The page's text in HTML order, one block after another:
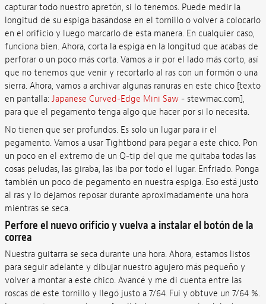
capturar todo nuestro apretón, si lo tenemos. Puede medir la
longitud de su espiga basándose en el tornillo o volver a colocarlo
en el orificio y luego marcarlo de esta manera. En cualquier caso,
funciona bien. Ahora, corta la espiga en la longitud que acabas de
perforar o un poco más corta. Vamos a ir por el lado más corto, así
que no tenemos que venir y recortarlo al ras con un formón o una
sierra. Ahora, vamos a archivar algunas ranuras en este chico [texto
en pantalla: Japanese Curved-Edge Mini Saw- stewmac.com],
para que el pegamento tenga algo que hacer por si lo necesita.
No tienen que ser profundos. Es solo un lugar para ir el
pegamento. Vamos a usar Tightbond para pegar a este chico. Pon
un poco en el extremo de un Q-tip del que me quitaba todas las
cosas peludas, las giraba, las iba por todo el lugar. Enfriado. Ponga
también un poco de pegamento en nuestra espiga. Eso está justo
al ras y lo dejamos reposar durante aproximadamente una hora
mientras se seca.
Perfore el nuevo orificio y vuelva a instalar el botón de la
correa
Nuestra guitarra se seca durante una hora. Ahora, estamos listos
para seguir adelante y dibujar nuestro agujero más pequeño y
volver a montar a este chico. Avancé y me di cuenta entre las
roscas de este tornillo y llegó justo a 7/64. Fui y obtuve un 7/64 %.